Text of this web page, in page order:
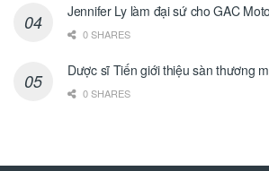
Jennifer Ly làm đại sứ cho GAC
0 SHARES
Dược sĩ Tiến giới thiệu sàn thương
0 SHARES